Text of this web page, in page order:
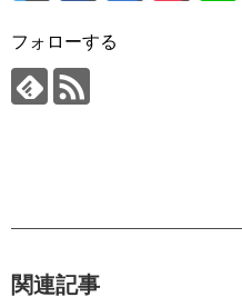
フォローする
関連記事